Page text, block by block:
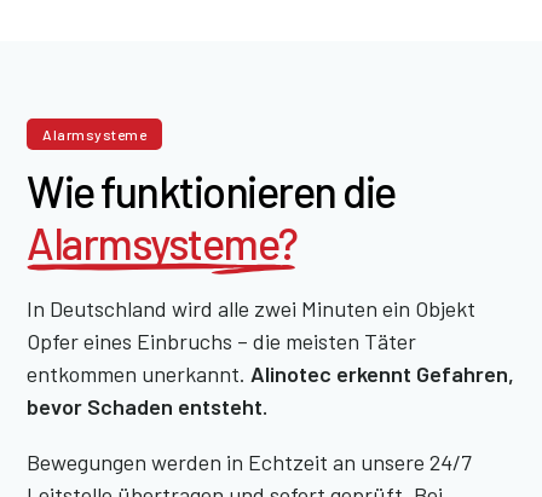
Alarmsysteme
Wie funktionieren die
Alarmsysteme?
In Deutschland wird alle zwei Minuten ein Objekt
Opfer eines Einbruchs – die meisten Täter
entkommen unerkannt.Alinotec erkennt Gefahren,
bevor Schaden entsteht.
Bewegungen werden in Echtzeit an unsere 24/7